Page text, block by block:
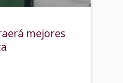
mejores